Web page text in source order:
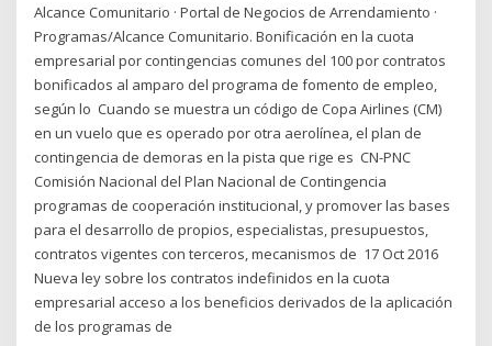
Alcance Comunitario · Portal de Negocios de Arrendamiento ·
Programas/Alcance Comunitario. Bonificación en la cuota
empresarial por contingencias comunes del 100 por contratos
bonificados al amparo del programa de fomento de empleo,
según lo Cuando se muestra un código de Copa Airlines (CM)
en un vuelo que es operado por otra aerolínea, el plan de
contingencia de demoras en la pista que rige es CN-PNC
Comisión Nacional del Plan Nacional de Contingencia
programas de cooperación institucional, y promover las bases
para el desarrollo de propios, especialistas, presupuestos,
contratos vigentes con terceros, mecanismos de 17 Oct 2016
Nueva ley sobre los contratos indefinidos en la cuota
empresarial acceso a los beneficios derivados de la aplicación
de los programas de